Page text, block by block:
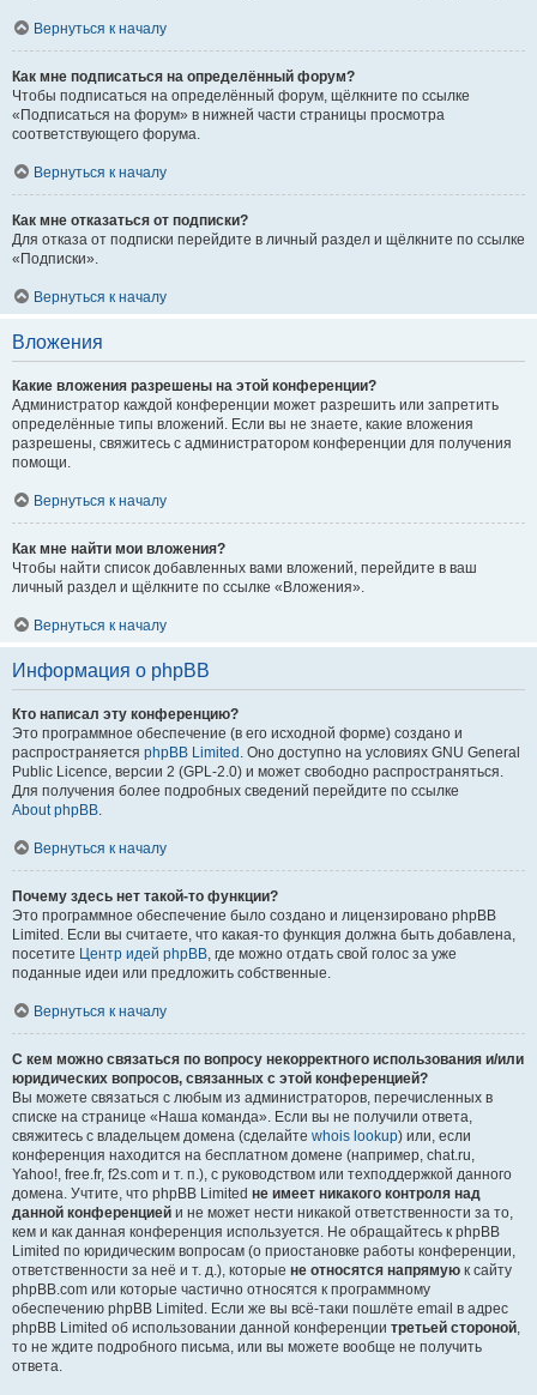
Вернуться к началу
Как мне подписаться на определённый форум?
Чтобы подписаться на определённый форум, щёлкните по ссылке
«Подписаться на форум» в нижней части страницы просмотра
соответствующего форума.
Вернуться к началу
Как мне отказаться от подписки?
Для отказа от подписки перейдите в личный раздел и щёлкните по ссылке
«Подписки».
Вернуться к началу
Вложения
Какие вложения разрешены на этой конференции?
Администратор каждой конференции может разрешить или запретить
определённые типы вложений. Если вы не знаете, какие вложения
разрешены, свяжитесь с администратором конференции для получения
помощи.
Вернуться к началу
Как мне найти мои вложения?
Чтобы найти список добавленных вами вложений, перейдите в ваш
личный раздел и щёлкните по ссылке «Вложения».
Вернуться к началу
Информация о phpBB
Кто написал эту конференцию?
Это программное обеспечение (в его исходной форме) создано и
распространяется phpBB Limited . Оно доступно на условиях GNU General
Public Licence, версии 2 (GPL-2.0) и может свободно распространяться.
Для получения более подробных сведений перейдите по ссылке
About phpBB.
Вернуться к началу
Почему здесь нет такой-то функции?
Это программное обеспечение было создано и лицензировано phpBB
Limited. Если вы считаете, что какая-то функция должна быть добавлена,
посетите Центр идей phpBB, где можно отдать свой голос за уже
поданные идеи или предложить собственные.
Вернуться к началу
С кем можно связаться по вопросу некорректного использования и/или
юридических вопросов, связанных с этой конференцией?
Вы можете связаться с любым из администраторов, перечисленных в
списке на странице «Наша команда». Если вы не получили ответа,
свяжитесь с владельцем домена (сделайте whois lookup) или, если
конференция находится на бесплатном домене (например, chat.ru,
Yahoo!, free.fr, f2s.com и т. п.), с руководством или техподдержкой данного
домена. Учтите, что phpBB Limited не имеет никакого контроля над
данной конференцией и не может нести никакой ответственности за то,
кем и как данная конференция используется. Не обращайтесь к phpBB
Limited по юридическим вопросам (о приостановке работы конференции,
ответственности за неё и т. д.), которые не относятся напрямую к сайту
phpBB.com или которые частично относятся к программному
обеспечению phpBB Limited. Если же вы всё-таки пошлёте email в адрес
phpBB Limited об использовании данной конференции третьей стороной,
то не ждите подробного письма, или вы можете вообще не получить
ответа.